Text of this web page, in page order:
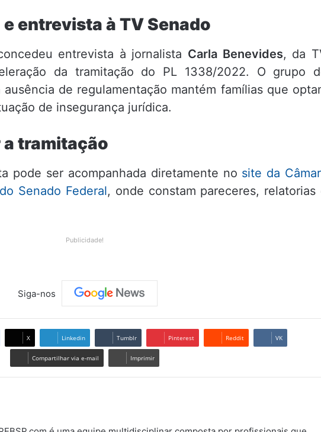
entrevista à TV Senado
entrevista à jornalista Carla Benevides, da
da tramitação do PL 1338/2022. O grupo
de regulamentação mantém famílias que
de insegurança jurídica.
tramitação
pode ser acompanhada diretamente no site da
Senado Federal, onde constam pareceres, relatorias
Publicidade!
Siga-nos
X Linkedin Tumblr Pinterest Reddit VK
Compartilhar via e-mail Imprimir